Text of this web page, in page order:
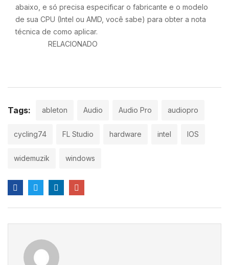
abaixo, e só precisa especificar o fabricante e o modelo
de sua CPU (Intel ou AMD, você sabe) para obter a nota
técnica de como aplicar.
RELACIONADO
Tags: ableton Audio Audio Pro audiopro
cycling74 FL Studio hardware intel IOS
widemuzik windows